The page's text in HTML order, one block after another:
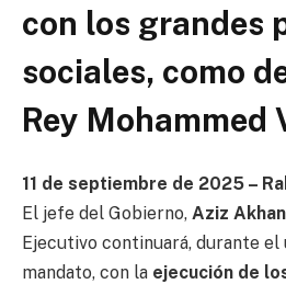
con los grandes
sociales, como
Rey Mohammed
11 de septiembre de 2025 –
El jefe del Gobierno, Aziz
Ejecutivo continuará, durante el
mandato, con la ejecución de